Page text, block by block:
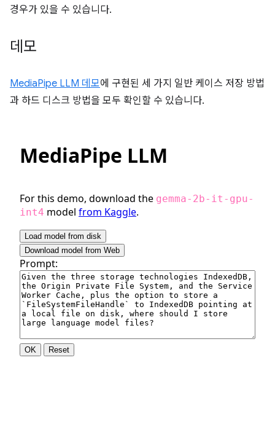
경우가 있을 수 있습니다.
데모
MediaPipe LLM 데모에 구현된 세 가지 일반 케이스 저장 방법
과 하드 디스크 방법을 모두 확인할 수 있습니다.